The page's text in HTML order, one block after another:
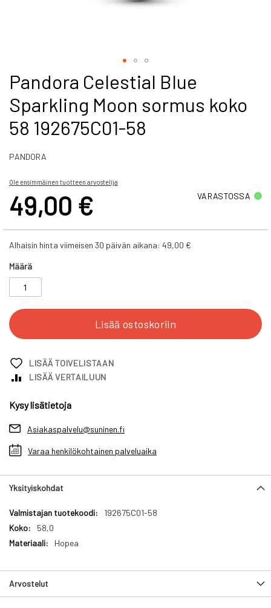
Skip
to
the
beginning
of
the
gallery
Pandora Celestial Blue
Sparkling Moon sormus koko
58 192675C01-58
PANDORA
Ole ensimmäinen tuotteen arvostelija
49,00 € VARASTOSSA
Alhaisin hinta viimeisen 30 päivän aikana: 49,00 €
Määrä
Lisää ostoskoriin
LISÄÄ TOIVELISTAAN
LISÄÄ VERTAILUUN
Kysy lisätietoja
Asiakaspalvelu@suninen.fi
Varaa henkilökohtainen palveluaika
Yksityiskohdat
Yksityiskohdat
192675C01-58
58,0
Hopea
Arvostelut